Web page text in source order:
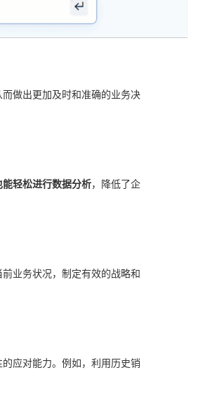
做出更加及时和准确的业务决
轻松进行数据分析，降低了企
业务状况，制定有效的战略和
应对能力。例如，利用历史销